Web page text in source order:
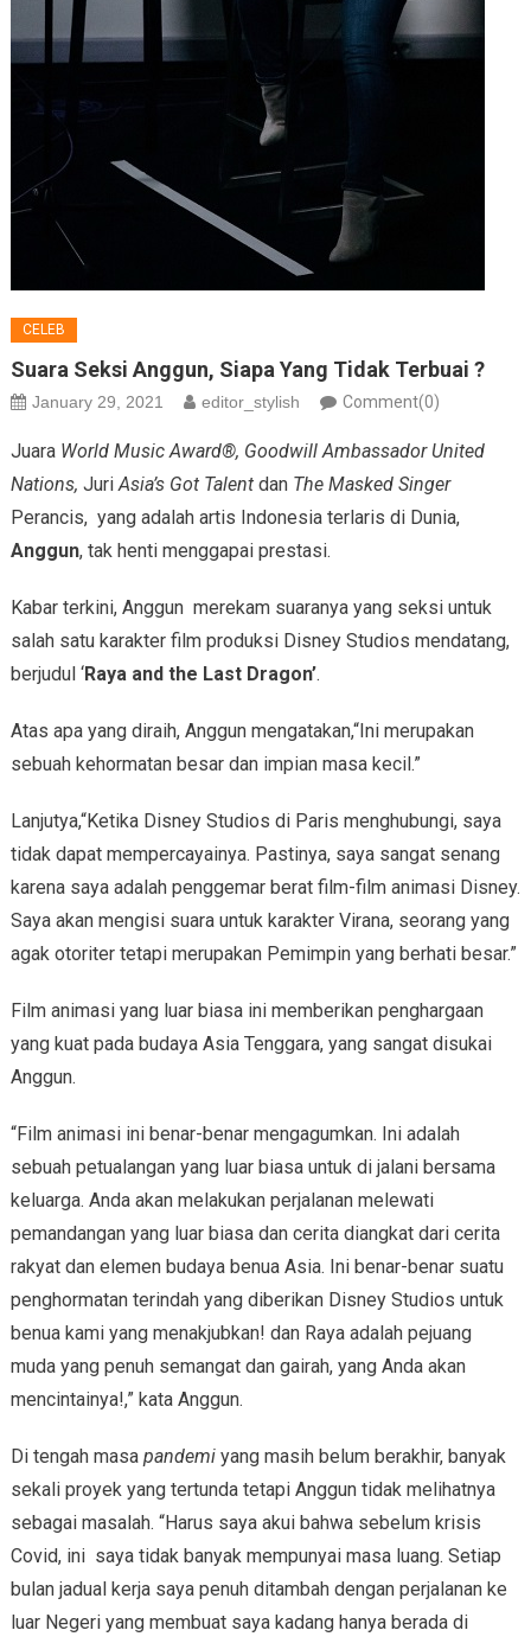
CELEB
Suara Seksi Anggun, Siapa Yang Tidak Terbuai ?
January 29, 2021 editor_stylish Comment(0)
Juara World Music Award®, Goodwill Ambassador United
Nations, JuriAsia’s Got Talentdan The Masked Singer
Perancis, yang adalah artis Indonesia terlaris di Dunia,
Anggun, tak henti menggapai prestasi.
Kabar terkini, Anggun merekam suaranya yang seksi untuk
salah satu karakter film produksi Disney Studios mendatang,
berjudul ‘Raya and the Last Dragon’.
Atas apa yang diraih, Anggun mengatakan,“Ini merupakan
sebuah kehormatan besar dan impian masa kecil.”
Lanjutya,“Ketika Disney Studios di Paris menghubungi, saya
tidak dapat mempercayainya. Pastinya, saya sangat senang
karena saya adalah penggemar berat film-film animasi Disney.
Saya akan mengisi suara untuk karakter Virana, seorang yang
agak otoriter tetapi merupakan Pemimpin yang berhati besar.”
Film animasi yang luar biasa ini memberikan penghargaan
yang kuat pada budaya Asia Tenggara, yang sangat disukai
Anggun.
“Film animasi ini benar-benar mengagumkan. Ini adalah
sebuah petualangan yang luar biasa untuk di jalani bersama
keluarga. Anda akan melakukan perjalanan melewati
pemandangan yang luar biasa dan cerita diangkat dari cerita
rakyat dan elemen budaya benua Asia. Ini benar-benar suatu
penghormatan terindah yang diberikan Disney Studios untuk
benua kami yang menakjubkan! dan Raya adalah pejuang
muda yang penuh semangat dan gairah, yang Anda akan
mencintainya!,” kata Anggun.
Di tengah masa pandemiyang masih belum berakhir, banyak
sekali proyek yang tertunda tetapi Anggun tidak melihatnya
sebagai masalah. “Harus saya akui bahwa sebelum krisis
Covid, ini saya tidak banyak mempunyai masa luang. Setiap
bulan jadual kerja saya penuh ditambah dengan perjalanan ke
luar Negeri yang membuat saya kadang hanya berada di